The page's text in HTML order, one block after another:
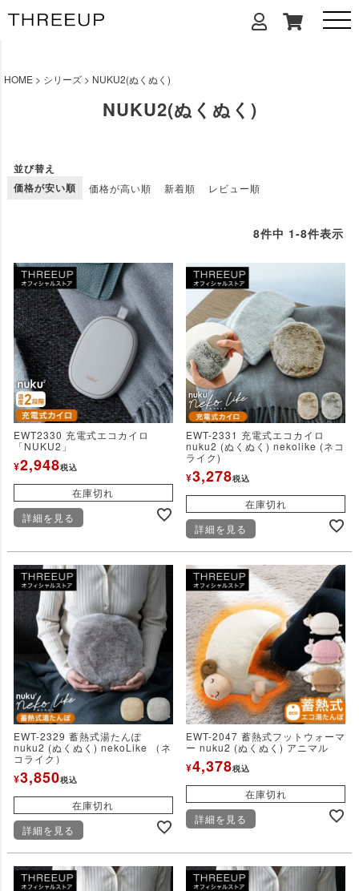
HOME シリーズ NUKU2(ぬくぬく)
NUKU2(ぬくぬく)
並び替え
価格が安い順
価格が高い順 新着順 レビュー順
8件中 1-8件表示
EWT2330 充電式エコカイロ
「NUKU2」
¥2,948税込
在庫切れ
詳細を見る
EWT-2331 充電式エコカイロ
nuku2 (ぬくぬく) nekolike (ネコ
ライク)
¥3,278税込
在庫切れ
詳細を見る
EWT-2329 蓄熱式湯たんぽ
nuku2 (ぬくぬく) nekoLike （ネ
コライク）
¥3,850税込
在庫切れ
詳細を見る
EWT-2047 蓄熱式フットウォーマ
ー nuku2 (ぬくぬく) アニマル
¥4,378税込
在庫切れ
詳細を見る